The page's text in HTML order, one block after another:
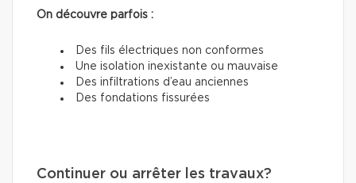
On découvre parfois :
Des fils électriques non conformes
Une isolation inexistante ou mauvaise
Des infiltrations d’eau anciennes
Des fondations fissurées
Continuer ou arrêter les travaux?